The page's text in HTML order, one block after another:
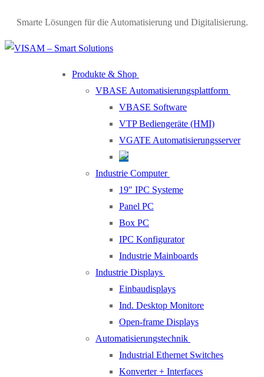
Smarte Lösungen für die Automatisierung und Digitalisierung.
Produkte & Shop
VBASE Automatisierungsplattform
VBASE Software
VTP Bediengeräte (HMI)
VGATE Automatisierungsserver
Industrie Computer
19″ IPC Systeme
Panel PC
Box PC
IPC Konfigurator
Industrie Mainboards
Industrie Displays
Einbaudisplays
Ind. Desktop Monitore
Open-frame Displays
Automatisierungstechnik
Industrial Ethernet Switches
Konverter + Interfaces